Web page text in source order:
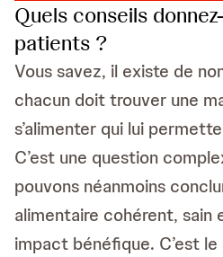
Quels conseils
patients ?
Vous savez, il existe de
chacun doit trouver une
s’alimenter qui lui
C’est une question
pouvons néanmoins
alimentaire cohérent, sain
impact bénéfique. C’est le